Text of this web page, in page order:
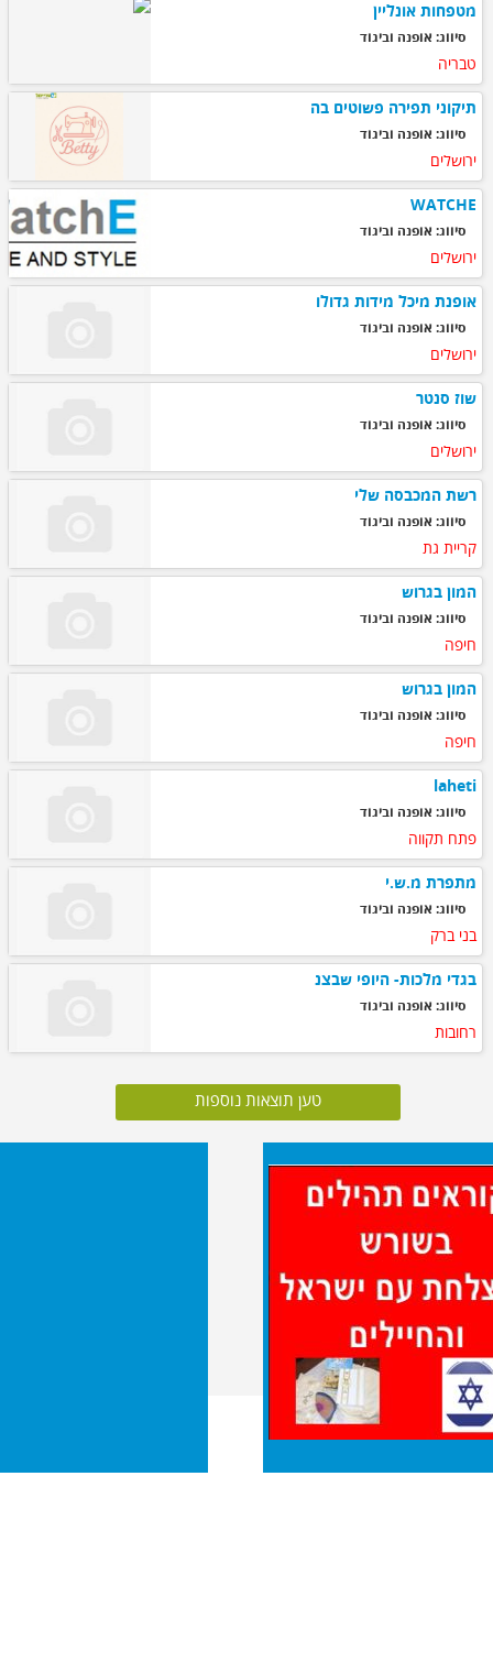
מטפחות אונליין
סיווג: אופנה וביגוד
טבריה
תיקוני תפירה פשוטים בה
סיווג: אופנה וביגוד
ירושלים
WATCHE
סיווג: אופנה וביגוד
ירושלים
אופנת מיכל מידות גדולו
סיווג: אופנה וביגוד
ירושלים
שוז סנטר
סיווג: אופנה וביגוד
ירושלים
רשת המכבסה שלי
סיווג: אופנה וביגוד
קריית גת
המון בגרוש
סיווג: אופנה וביגוד
חיפה
המון בגרוש
סיווג: אופנה וביגוד
חיפה
laheti
סיווג: אופנה וביגוד
פתח תקווה
מתפרת מ.ש.י
סיווג: אופנה וביגוד
בני ברק
בגדי מלכות- היופי שבצנ
סיווג: אופנה וביגוד
רחובות
טען תוצאות נוספות